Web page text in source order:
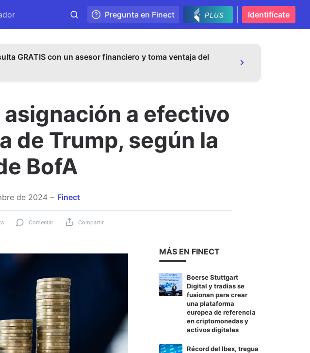
Pregunta en Finect Identifícate
GRATIS con un asesor financiero y toma ventaja del
a efectivo
de Trump, según la
BofA
de 2024 Finect
Comentar Compartir
MÁS EN FINECT
Boerse Stuttgart
Digital y tradias se
fusionan para crear
una plataforma
europea de referencia
en criptomonedas y
activos digitales
Récord del Ibex, tregua